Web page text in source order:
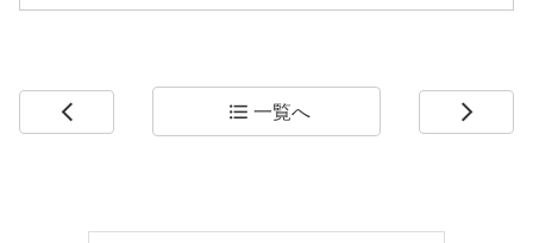
arrow_back_ios format_list_bulleted 一覧へ arrow_forward_ios